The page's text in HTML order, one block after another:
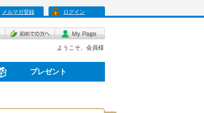
メルマガ登録 ログイン
ようこそ、会員様
プレゼント